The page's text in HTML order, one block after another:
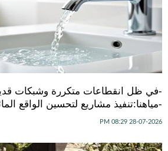
-في ظل انقطاعات متكررة وشبكات
-مياهنا:تنفيذ مشاريع لتحسين الواقع
28-07-2026 08:29 PM